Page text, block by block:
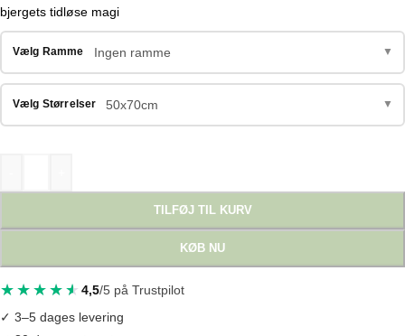
bjergets tidløse magi
Vælg Ramme Ingen ramme ▼
Vælg Størrelser 50x70cm ▼
TILFØJ TIL KURV
KØB NU
4,5/5 på Trustpilot
✓ 3–5 dages levering